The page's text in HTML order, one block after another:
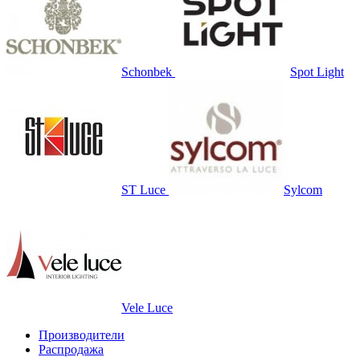
Schonbek Spot Light
ST Luce Sylcom
Vele Luce
Производители
Распродажа